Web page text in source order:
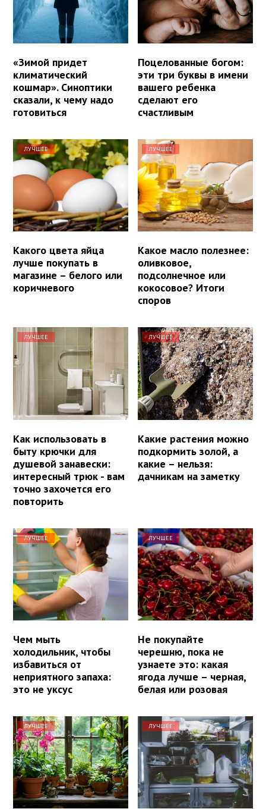
«Зимой придет
климатический
кошмар». Синоптики
сказали, к чему надо
готовиться
Поцелованные богом:
эти три буквы в имени
вашего ребенка
сделают его
счастливым
ЛУЧШЕЕ
Какого цвета яйца
лучше покупать в
магазине – белого или
коричневого
ЛУЧШЕЕ
Какое масло полезнее:
оливковое,
подсолнечное или
кокосовое? Итоги
споров
ЛУЧШЕЕ
Как использовать в
быту крючки для
душевой занавески:
интересный трюк - вам
точно захочется его
повторить
ЛУЧШЕЕ
Какие растения можно
подкормить золой, а
какие – нельзя:
дачникам на заметку
ЛУЧШЕЕ
Чем мыть
холодильник, чтобы
избавиться от
неприятного запаха:
это не уксус
ЛУЧШЕЕ
Не покупайте
черешню, пока не
узнаете это: какая
ягода лучше – черная,
белая или розовая
ЛУЧШЕЕ ЛУЧШЕЕ